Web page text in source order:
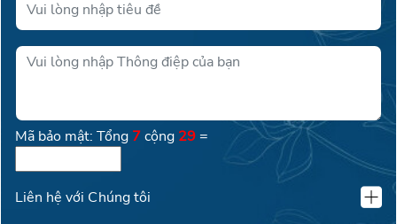
Mã bảo mật: Tổng 7cộng 29=
Liên hệ với Chúng tôi